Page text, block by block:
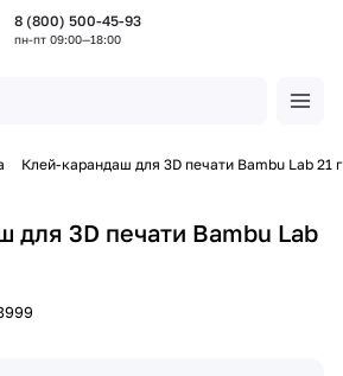
8 (800) 500-45-93
пн-пт 09:00—18:00
Клей-карандаш для 3D печати Bambu Lab 21 г
для 3D печати Bambu Lab